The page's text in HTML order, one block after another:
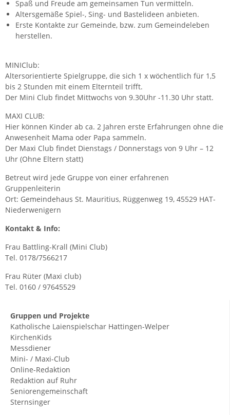
Spaß und Freude am gemeinsamen Tun vermitteln.
Altersgemäße Spiel-, Sing- und Bastelideen anbieten.
Erste Kontakte zur Gemeinde, bzw. zum Gemeindeleben
herstellen.
MINIClub:
Altersorientierte Spielgruppe, die sich 1 x wöchentlich für 1,5
bis 2 Stunden mit einem Elternteil trifft.
Der Mini Club findet Mittwochs von 9.30Uhr -11.30 Uhr statt.
MAXI CLUB:
Hier können Kinder ab ca. 2 Jahren erste Erfahrungen ohne die
Anwesenheit Mama oder Papa sammeln.
Der Maxi Club findet Dienstags / Donnerstags von 9 Uhr – 12
Uhr (Ohne Eltern statt)
Betreut wird jede Gruppe von einer erfahrenen
Gruppenleiterin
Ort: Gemeindehaus St. Mauritius, Rüggenweg 19, 45529 HAT-
Niederwenigern
Kontakt & Info:
Frau Battling-Krall (Mini Club)
Tel. 0178/7566217
Frau Rüter (Maxi club)
Tel. 0160 / 97645529
Gruppen und Projekte
Katholische Laienspielschar Hattingen-Welper
KirchenKids
Messdiener
Mini- / Maxi-Club
Online-Redaktion
Redaktion auf Ruhr
Seniorengemeinschaft
Sternsinger